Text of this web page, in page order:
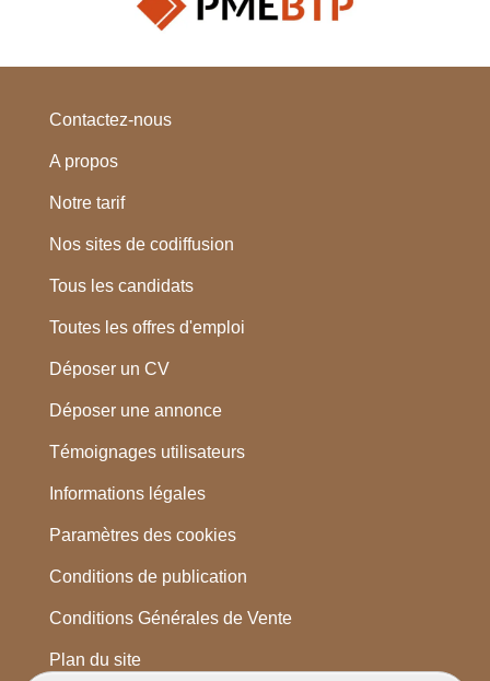
Contactez-nous
A propos
Notre tarif
Nos sites de codiffusion
Tous les candidats
Toutes les offres d'emploi
Déposer un CV
Déposer une annonce
Témoignages utilisateurs
Informations légales
Paramètres des cookies
Conditions de publication
Conditions Générales de Vente
Plan du site